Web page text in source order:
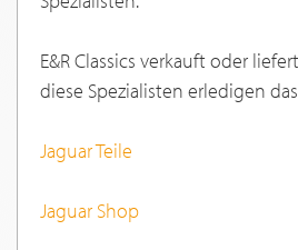
E&R Classics verkauft oder
diese Spezialisten erledigen
Jaguar Teile
Jaguar Shop